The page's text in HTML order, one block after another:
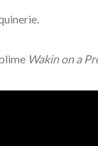
Wakin on a